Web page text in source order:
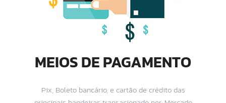
MEIOS DE PAGAMENTO
Pix, Boleto bancário, e cartão de crédito das